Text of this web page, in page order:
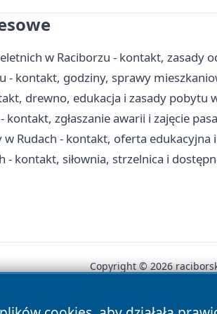
w Raciborzu - kontakt, zasady
- kontakt, godziny, sprawy
drewno, edukacja i zasady pobytu
zgłaszanie awarii i zajęcie
Rudach - kontakt, oferta edukacyjna
- kontakt, siłownia, strzelnica i
Copyright © 2026